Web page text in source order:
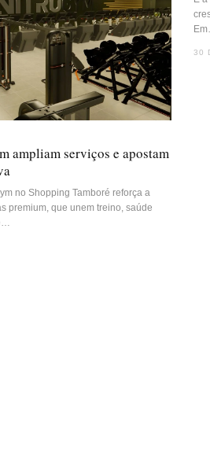
ampliam serviços e apostam
no Shopping Tamboré reforça a
premium, que unem treino, saúde
30